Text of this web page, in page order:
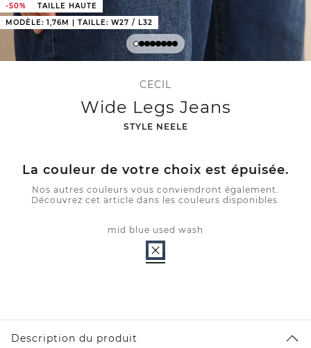
-50%
TAILLE HAUTE
MODÈLE: 1,76M | TAILLE: W27 / L32
CECIL
Wide Legs Jeans
-
STYLE NEELE
La couleur de votre choix est épuisée.
Nos autres couleurs vous conviendront également.
Découvrez cet article dans les couleurs disponibles.
mid blue used wash
Description du produit